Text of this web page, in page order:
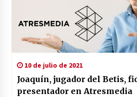
10 de julio de 2021
Joaquín, jugador del Betis,
presentador en Atresmedia